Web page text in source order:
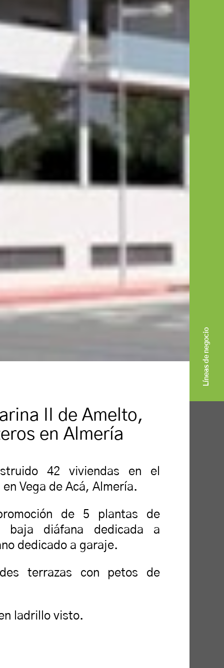
Líneas de negocio
II de Amelto,
en Almería
42 viviendas en el
Vega de Acá, Almería.
de 5 plantas de
baja diáfana dedicada a
dedicado a garaje.
terrazas con petos de
ladrillo visto.